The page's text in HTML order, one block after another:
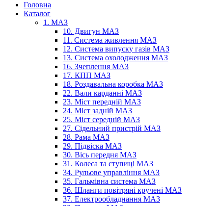
Головна
Каталог
1. МАЗ
10. Двигун МАЗ
11. Система живлення МАЗ
12. Система випуску газів МАЗ
13. Система охолодження МАЗ
16. Зчеплення МАЗ
17. КПП МАЗ
18. Роздавальна коробка МАЗ
22. Вали карданні МАЗ
23. Міст передній МАЗ
24. Міст задній МАЗ
25. Міст середній МАЗ
27. Сідельний пристрій МАЗ
28. Рама МАЗ
29. Підвіска МАЗ
30. Вісь передня МАЗ
31. Колеса та ступиці МАЗ
34. Рульове управління МАЗ
35. Гальмівна система МАЗ
36. Шланги повітряні кручені МАЗ
37. Електрообладнання МАЗ